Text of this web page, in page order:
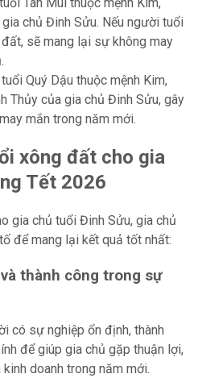
chủ Đinh Sửu. Nếu người tuổi
sẽ mang lại sự không may
Quý Dậu thuộc mệnh Kim,
Thủy của gia chủ Đinh Sửu, gây
mắn trong năm mới.
xông đất cho gia
Tết 2026
gia chủ tuổi Đinh Sửu, gia chủ
để mang lại kết quả tốt nhất:
thành công trong sự
có sự nghiệp ổn định, thành
để giúp gia chủ gặp thuận lợi,
doanh trong năm mới.